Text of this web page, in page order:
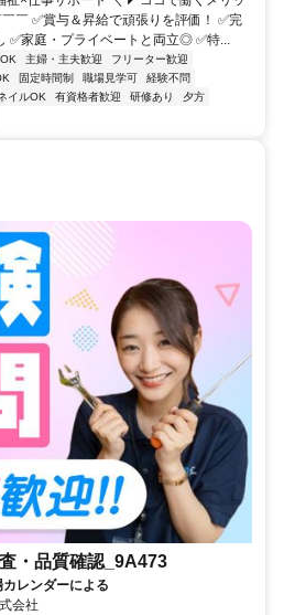
￣ ✅賞与＆昇給で頑張りを評価！ ✅完
✅家庭・プライベートと両立◎ ✅特...
主婦・主夫歓迎
フリーター歓迎
固定時間制 職場見学可
経験不問
イルOK 有資格者歓迎 研修あり
夕方
・品質確認_9A473
レンダーによる
会社